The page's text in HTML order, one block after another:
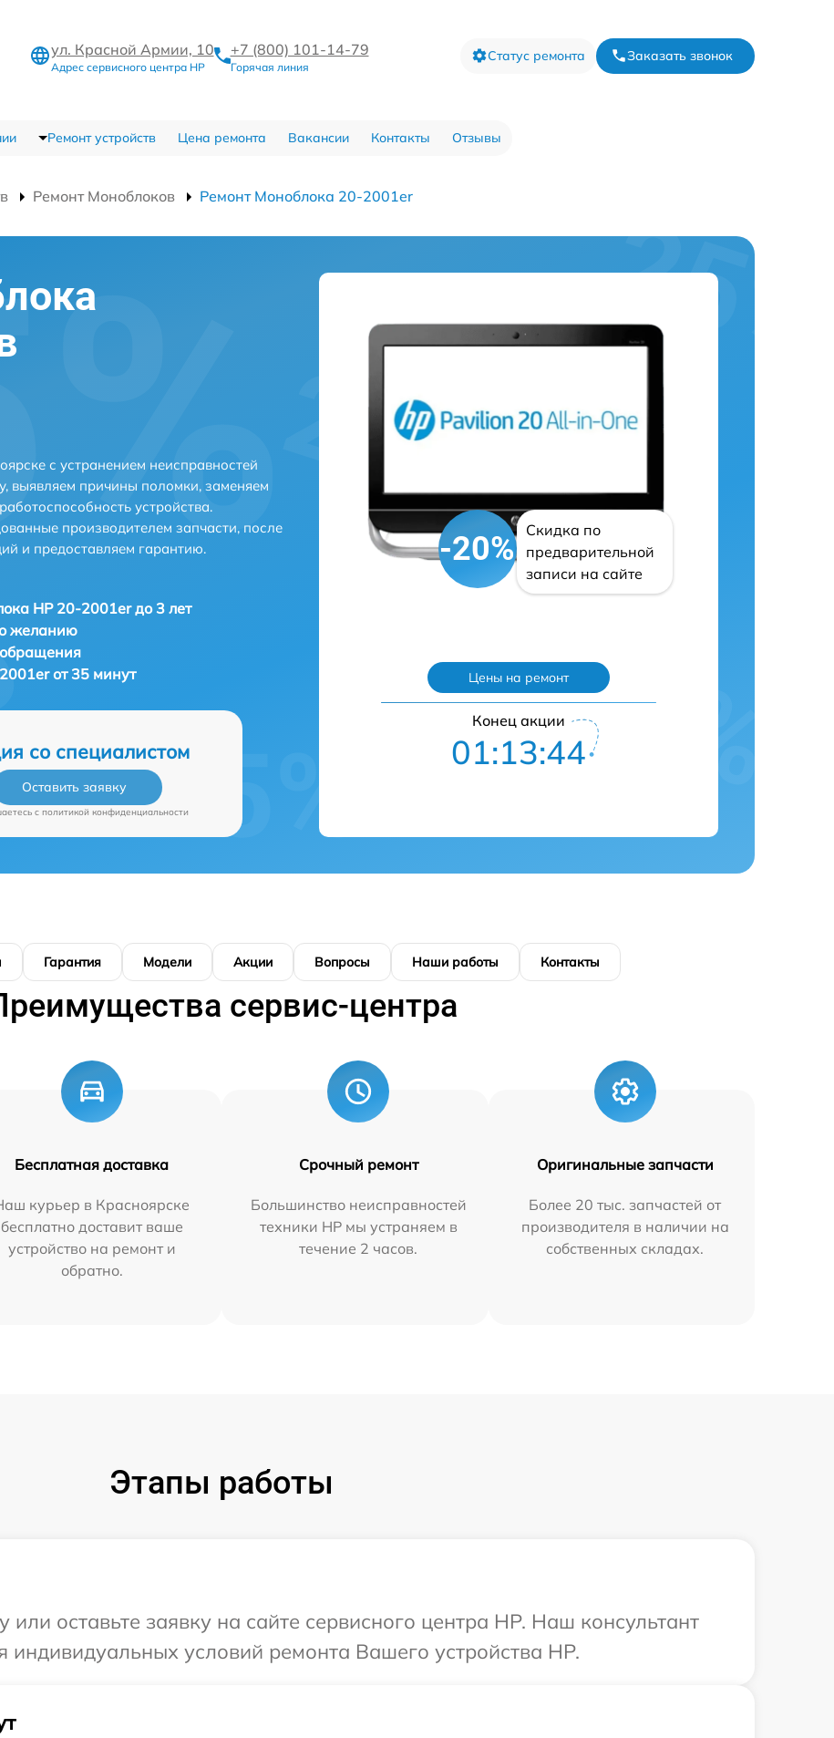
ул. Красной Армии, 10
Адрес сервисного центра HP
+7 (800) 101-14-79
Горячая линия
Статус ремонта Заказать звонок
Ремонт устройств Цена ремонта Вакансии Контакты Отзывы
Ремонт Моноблоков Ремонт Моноблока 20-2001er
с устранением неисправностей
выявляем причины поломки, заменяем
устройства.
производителем запчасти, после
и предоставляем гарантию.
HP 20-2001er до 3 лет
желанию
от 35 минут
со специалистом
Оставить заявку
c политикой конфиденциальности
-20%
Скидка по
предварительной
записи на сайте
Цены на ремонт
Конец акции
01:13:43
Гарантия Модели Акции Вопросы Наши работы Контакты
сервис-центра
Бесплатная доставка
курьер в Красноярске
бесплатно доставит ваше
устройство на ремонт и
обратно.
Срочный ремонт
Большинство неисправностей
техники HP мы устраняем в
течение 2 часов.
Оригинальные запчасти
Более 20 тыс. запчастей от
производителя в наличии на
собственных складах.
Этапы работы
оставьте заявку на сайте сервисного центра HP. Наш консультант
индивидуальных условий ремонта Вашего устройства HP.